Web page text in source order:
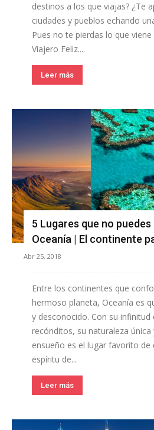
destinos a los que viajas? ¿Te
ciudades y pueblos echando
Pues no te pierdas lo que
Viajero Feliz....
Leer más
5 Lugares que no
Oceanía | El continente
Abr 25, 2018
Entre los continentes que
hermoso planeta, Oceanía es
y desconocido. Con su infinitud
recónditos, su naturaleza única
ensueño es el lugar favorito de
espíritu de...
Leer más